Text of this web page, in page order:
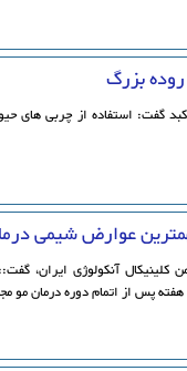
بزرگ
استفاده از چربی های
عوارض شیمی
کلینیکال آنکولوژی ایران،